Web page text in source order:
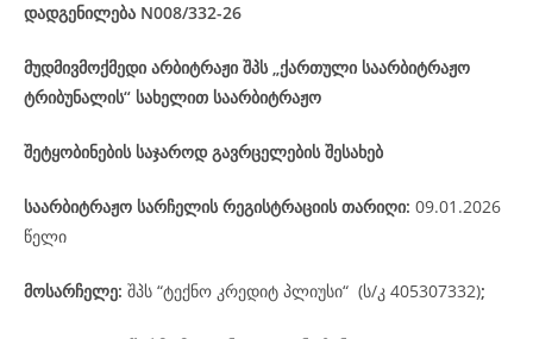
დადგენილება N008/332-26
მუდმივმოქმედი არბიტრაჟი შპს „ქართული საარბიტრაჟო
ტრიბუნალის“ სახელით საარბიტრაჟო
შეტყობინების საჯაროდ გავრცელების შესახებ
საარბიტრაჟო სარჩელის რეგისტრაციის თარიღი: 09.01.2026
წელი
მოსარჩელე: შპს “ტექნო კრედიტ პლიუსი“ (ს/კ 405307332);